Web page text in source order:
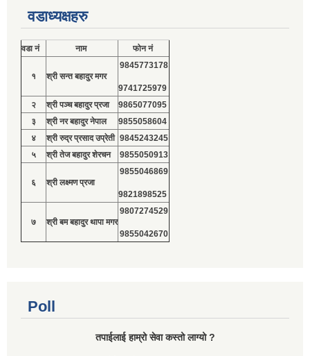
वडाध्यक्षहरु
वडा नं नाम फोन नं
१ श्री सन्त बहादुर मगर
9845773178
9741725979
२
श्री पञ्च बहादुर प्रजा
9865077095
३
श्री नर बहादुर नेपाल
9855058604
४
श्री रुद्र प्रसाद उप्रेती 9845243245
५
श्री तेज बहादुर शेरचन 9855050913
६ श्री लक्ष्मण प्रजा
9855046869
9821898525
७ श्री बम बहादुर थापा मगर
9807274529
9855042670
Poll
तपाईलाई हाम्रो सेवा कस्तो लाग्यो ?